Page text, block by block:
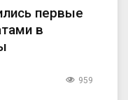
первые
в
959